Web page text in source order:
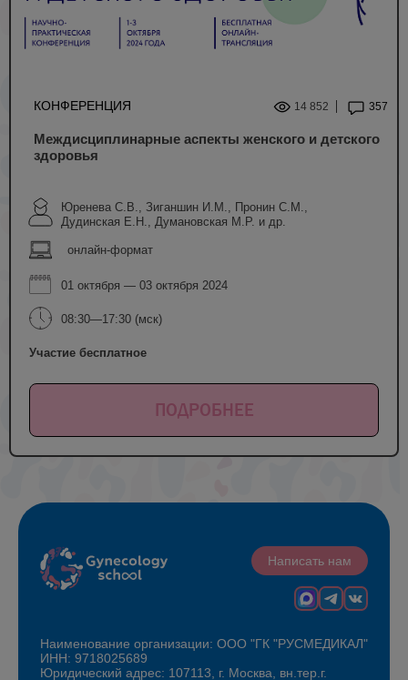
КОНФЕРЕНЦИЯ 14 852 357
Междисциплинарные аспекты женского и детского
здоровья
Юренева С.В., Зиганшин И.М., Пронин С.М.,
Дудинская Е.Н., Думановская М.Р. и др.
онлайн-формат
01 октября — 03 октября 2024
08:30—17:30 (мск)
Участие бесплатное
ПОДРОБНЕЕ
Написать нам
Наименование организации: ООО "ГК "РУСМЕДИКАЛ"
ИНН: 9718025689
Юридический адрес: 107113, г. Москва, вн.тер.г.